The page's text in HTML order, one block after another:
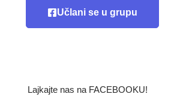
Učlani se u grupu
Lajkajte nas na FACEBOOKU!